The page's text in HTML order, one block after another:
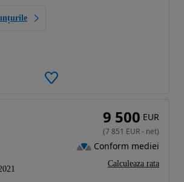
9 500 EUR
(7 851 EUR- net)
Conform mediei
Calculeaza rata